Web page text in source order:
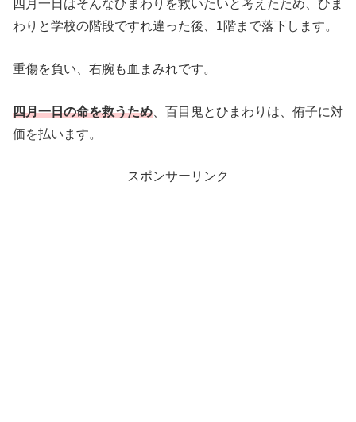
四月一日はそんなひまわりを救いたいと考えたため、ひま
わりと学校の階段ですれ違った後、1階まで落下します。
重傷を負い、右腕も血まみれです。
四月一日の命を救うため 、百目鬼とひまわりは、侑子に対
価を払います。
スポンサーリンク